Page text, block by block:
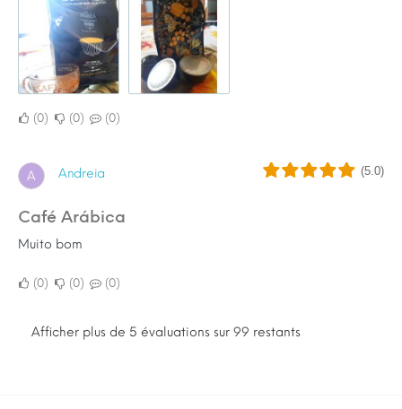
0 0 0
A Andreia (5.0)
Café Arábica
Muito bom
0 0 0
Afficher plus de 5 évaluations sur 99 restants